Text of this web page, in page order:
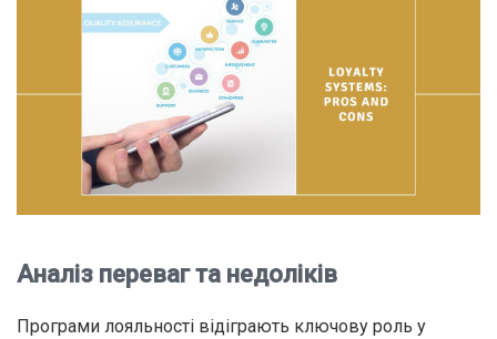
Аналіз переваг та недоліків
Програми лояльності відіграють ключову роль у